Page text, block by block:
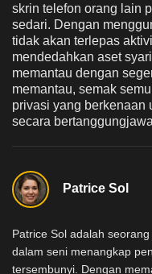
skrin telefon orang lain
sedari. Dengan
tidak akan terlepas
mendedahkan aset
memantau dengan
memantau, semak
privasi yang berkenaan
secara
Patrice Sol
Patrice Sol adalah
dalam seni menangkap
tersembunyi. Dengan